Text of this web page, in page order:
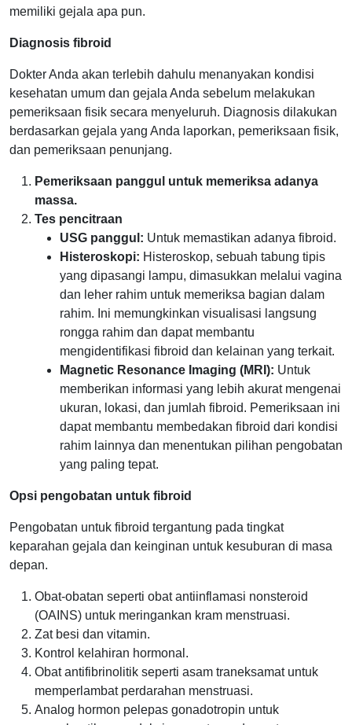
memiliki gejala apa pun.
Diagnosis fibroid
Dokter Anda akan terlebih dahulu menanyakan kondisi
kesehatan umum dan gejala Anda sebelum melakukan
pemeriksaan fisik secara menyeluruh. Diagnosis dilakukan
berdasarkan gejala yang Anda laporkan, pemeriksaan fisik,
dan pemeriksaan penunjang.
Pemeriksaan panggul untuk memeriksa adanya
massa.
Tes pencitraan
USG panggul: Untuk memastikan adanya fibroid.
Histeroskopi: Histeroskop, sebuah tabung tipis
yang dipasangi lampu, dimasukkan melalui vagina
dan leher rahim untuk memeriksa bagian dalam
rahim. Ini memungkinkan visualisasi langsung
rongga rahim dan dapat membantu
mengidentifikasi fibroid dan kelainan yang terkait.
Magnetic Resonance Imaging (MRI): Untuk
memberikan informasi yang lebih akurat mengenai
ukuran, lokasi, dan jumlah fibroid. Pemeriksaan ini
dapat membantu membedakan fibroid dari kondisi
rahim lainnya dan menentukan pilihan pengobatan
yang paling tepat.
Opsi pengobatan untuk fibroid
Pengobatan untuk fibroid tergantung pada tingkat
keparahan gejala dan keinginan untuk kesuburan di masa
depan.
Obat-obatan seperti obat antiinflamasi nonsteroid
(OAINS) untuk meringankan kram menstruasi.
Zat besi dan vitamin.
Kontrol kelahiran hormonal.
Obat antifibrinolitik seperti asam traneksamat untuk
memperlambat perdarahan menstruasi.
Analog hormon pelepas gonadotropin untuk